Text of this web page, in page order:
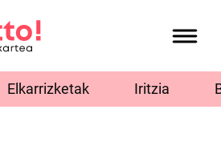
Elkarrizketak Iritzia